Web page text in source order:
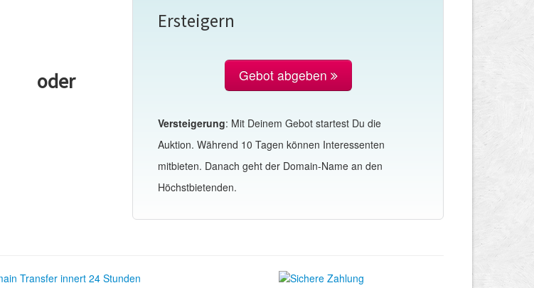
oder
Ersteigern
Gebot abgeben
Versteigerung: Mit Deinem Gebot startest Du die
Auktion. Während 10 Tagen können Interessenten
mitbieten. Danach geht der Domain-Name an den
Höchstbietenden.